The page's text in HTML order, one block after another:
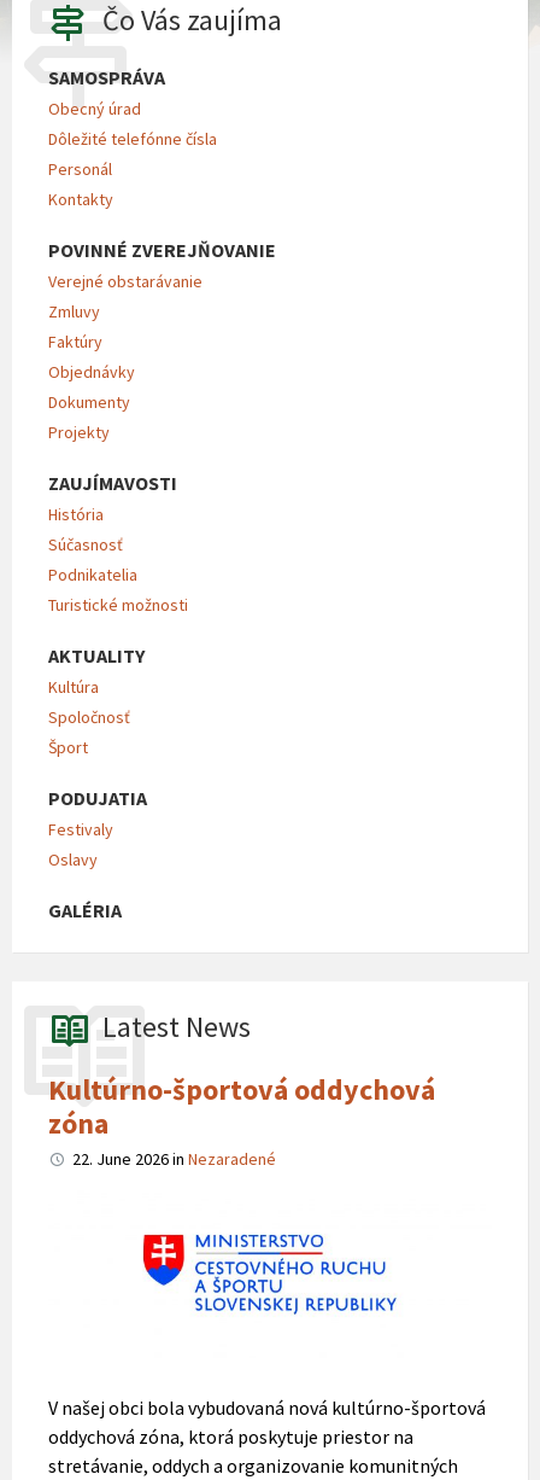
Čo Vás zaujíma
SAMOSPRÁVA
Obecný úrad
Dôležité telefónne čísla
Personál
Kontakty
POVINNÉ ZVEREJŇOVANIE
Verejné obstarávanie
Zmluvy
Faktúry
Objednávky
Dokumenty
Projekty
ZAUJÍMAVOSTI
História
Súčasnosť
Podnikatelia
Turistické možnosti
AKTUALITY
Kultúra
Spoločnosť
Šport
PODUJATIA
Festivaly
Oslavy
GALÉRIA
Latest News
Kultúrno-športová oddychová
zóna
22. June 2026in Nezaradené
V našej obci bola vybudovaná nová kultúrno-športová
oddychová zóna, ktorá poskytuje priestor na
stretávanie, oddych a organizovanie komunitných